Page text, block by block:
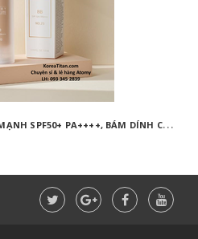
K
EM NỀN CHỐNG TIA UV CỰC MẠNH SPF50+ PA++++, BÁM DÍNH CAO, KHÔNG VÓN CỤC, DƯỠNG ẨM VÀ DƯỠNG TRẮNG DA HOÀN HẢO NO.23 (MÀU BEIGE) - ATOMY BB ABSOLUTE 23 - 애터미 앱솔루트 BB - АТОМИ АБСОЛЮТ BB №23